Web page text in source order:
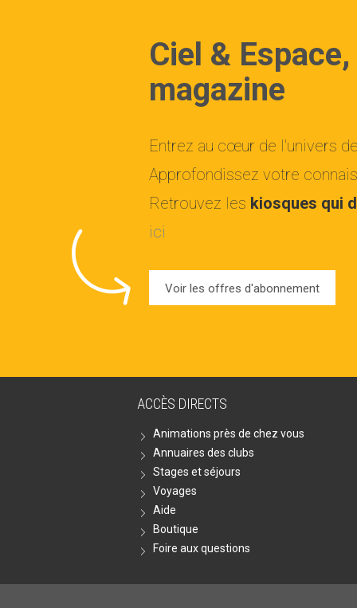
Ciel &
magazine
Entrez au cœur de l'univers
Approfondissez votre
Retrouvez les kiosques qui
ici
Voir les offres d'abonnement
ACCÈS DIRECTS
Animations près de chez vous
Annuaires des clubs
Stages et séjours
Voyages
Aide
Boutique
Foire aux questions